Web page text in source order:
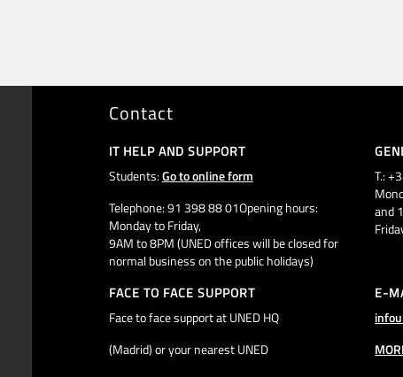
Contact
IT HELP AND SUPPORT
Students:Go to online form
Telephone: 91 398 88 01Opening hours:
Monday to Friday,
9AM to 8PM (UNED offices will be closed for
normal business on the public holidays)
T.:
and
FACE TO FACE SUPPORT
Face to face support at UNED HQ
(Madrid) or your nearest UNED
E-